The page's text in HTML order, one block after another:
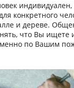
конкретного
и дереве.
что Вы ищете
по Вашим